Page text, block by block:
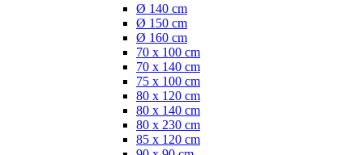
Ø 140 cm
Ø 150 cm
Ø 160 cm
70 x 100 cm
70 x 140 cm
75 x 100 cm
80 x 120 cm
80 x 140 cm
80 x 230 cm
85 x 120 cm